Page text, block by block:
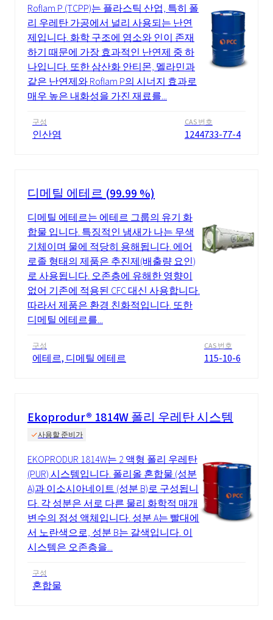
Roflam P (TCPP)는 플라스틱 산업, 특히 폴
리 우레탄 가공에서 널리 사용되는 난연
제입니다. 화학 구조에 염소와 인이 존재
하기 때문에 가장 효과적인 난연제 중 하
나입니다. 또한 삼산화 안티몬, 멜라민과
같은 난연제와 Roflam P의 시너지 효과로
매우 높은 내화성을 가진 재료를...
구성
인산염
CAS 번호
1244733-77-4
디메틸 에테르 (99.99 %)
디메틸 에테르는 에테르 그룹의 유기 화
합물 입니다. 특징적인 냄새가 나는 무색
기체이며 물에 적당히 용해됩니다. 에어
로졸 형태의 제품은 추진제(배출량 요인)
로 사용됩니다. 오존층에 유해한 영향이
없어 기존에 적용된 CFC 대신 사용합니다.
따라서 제품은 환경 친화적입니다. 또한
디메틸 에테르를...
구성
에테르, 디메틸 에테르
CAS 번호
115-10-6
Ekoprodur® 1814W 폴리 우레탄 시스템
사용할 준비가
EKOPRODUR 1814W는 2 액형 폴리 우레탄
(PUR) 시스템입니다. 폴리올 혼합물 (성분
A)과 이소시아네이트 (성분 B)로 구성됩니
다. 각 성분은 서로 다른 물리 화학적 매개
변수의 점성 액체입니다. 성분 A는 빨대에
서 노란색으로, 성분 B는 갈색입니다. 이
시스템은 오존층을...
구성
혼합물